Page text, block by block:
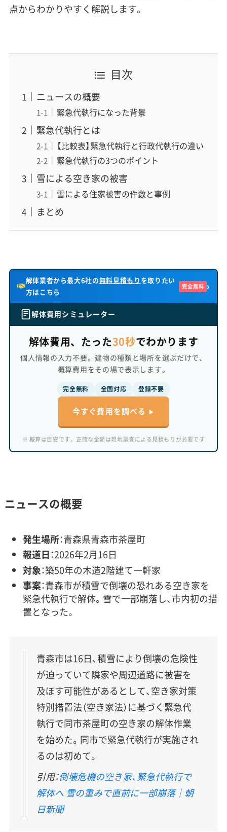
点からわかりやすく解説します。
目次
ニュースの概要
緊急代執行になった背景
緊急代執行とは
【比較表】緊急代執行と行政代執行の違い
緊急代執行の3つのポイント
雪による空き家の被害
雪による住家被害の件数と事例
まとめ
解体業者から最大6社の無料見積もり を取りたい
方はこちら
完全無料 ›
解体費用シミュレーター
解体費用、たった 30秒でわかります
個人情報の入力不要。建物の種類と場所を選ぶだけで、
概算費用をその場で表示します。
完全無料 全国対応 登録不要
今すぐ費用を調べる
※ 概算は目安です。正確な金額は現地調査による見積もりが必要です
ニュースの概要
発生場所：青森県青森市茶屋町
報道日：2026年2月16日
対象：築50年の木造2階建て一軒家
事案：青森市が積雪で倒壊の恐れある空き家を
緊急代執行で解体。雪で一部崩落し、市内初の措
置となった。
青森市は16日、積雪により倒壊の危険性
が迫っていて隣家や周辺道路に被害を
及ぼす可能性があるとして、空き家対策
特別措置法（空き家法）に基づく緊急代
執行で同市茶屋町の空き家の解体作業
を始めた。同市で緊急代執行が実施され
るのは初めて。
引用：倒壊危機の空き家、緊急代執行で
解体へ 雪の重みで直前に一部崩落｜朝
日新聞